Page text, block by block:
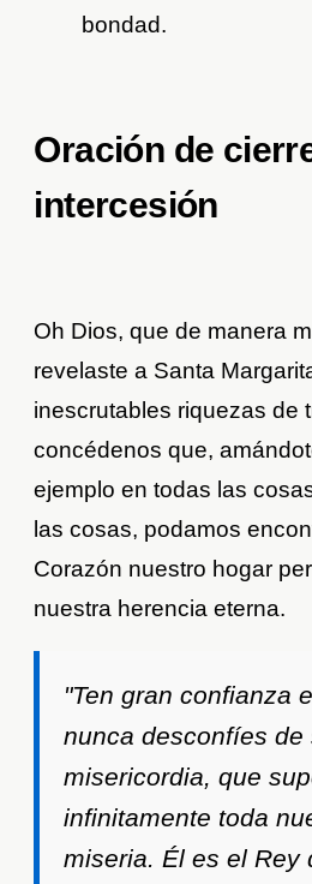
bondad.
Oración de
intercesión
Oh Dios, que de manera
revelaste a Santa
inescrutables riquezas de
concédenos que,
ejemplo en todas las
las cosas, podamos
Corazón nuestro hogar
nuestra herencia eterna.
"Ten gran confianza
nunca desconfíes de
misericordia, que
infinitamente toda
miseria. Él es el Rey